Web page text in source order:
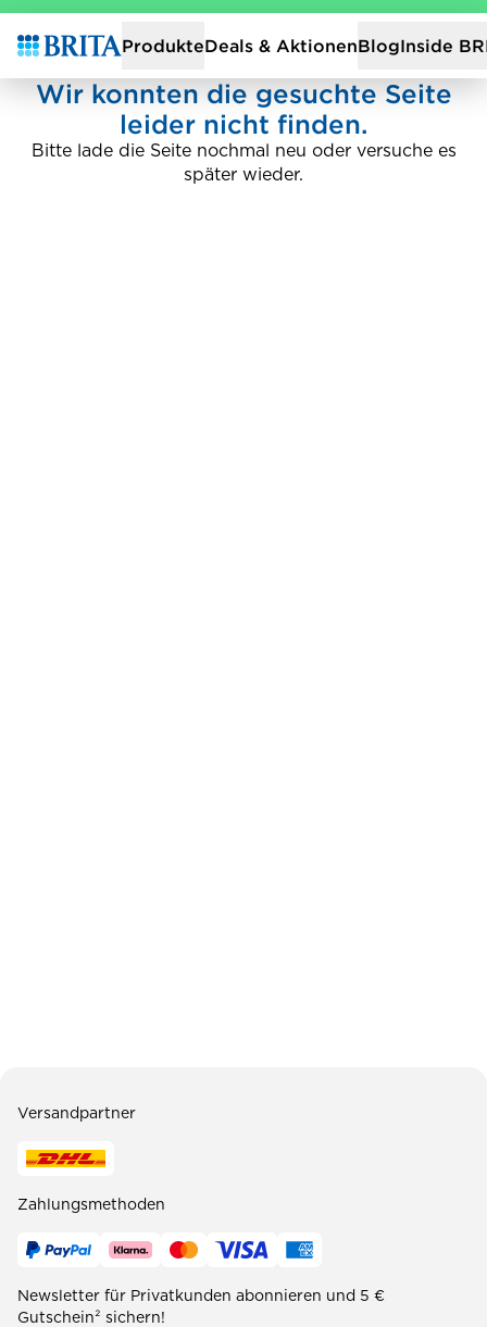
Zur Startseite
ProdukteDeals & AktionenBlogInside
Wir konnten die gesuchte Seite
leider nicht finden.
Bitte lade die Seite nochmal neu oder versuche es
später wieder.
Versandpartner
Zahlungsmethoden
Newsletter für Privatkunden abonnieren und 5 €
Gutschein² sichern!